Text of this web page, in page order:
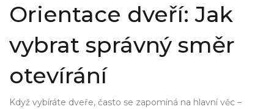
Orientace dveří: Jak
vybrat správný směr
otevírání
Když vybíráte dveře, často se zapomíná na hlavní věc –